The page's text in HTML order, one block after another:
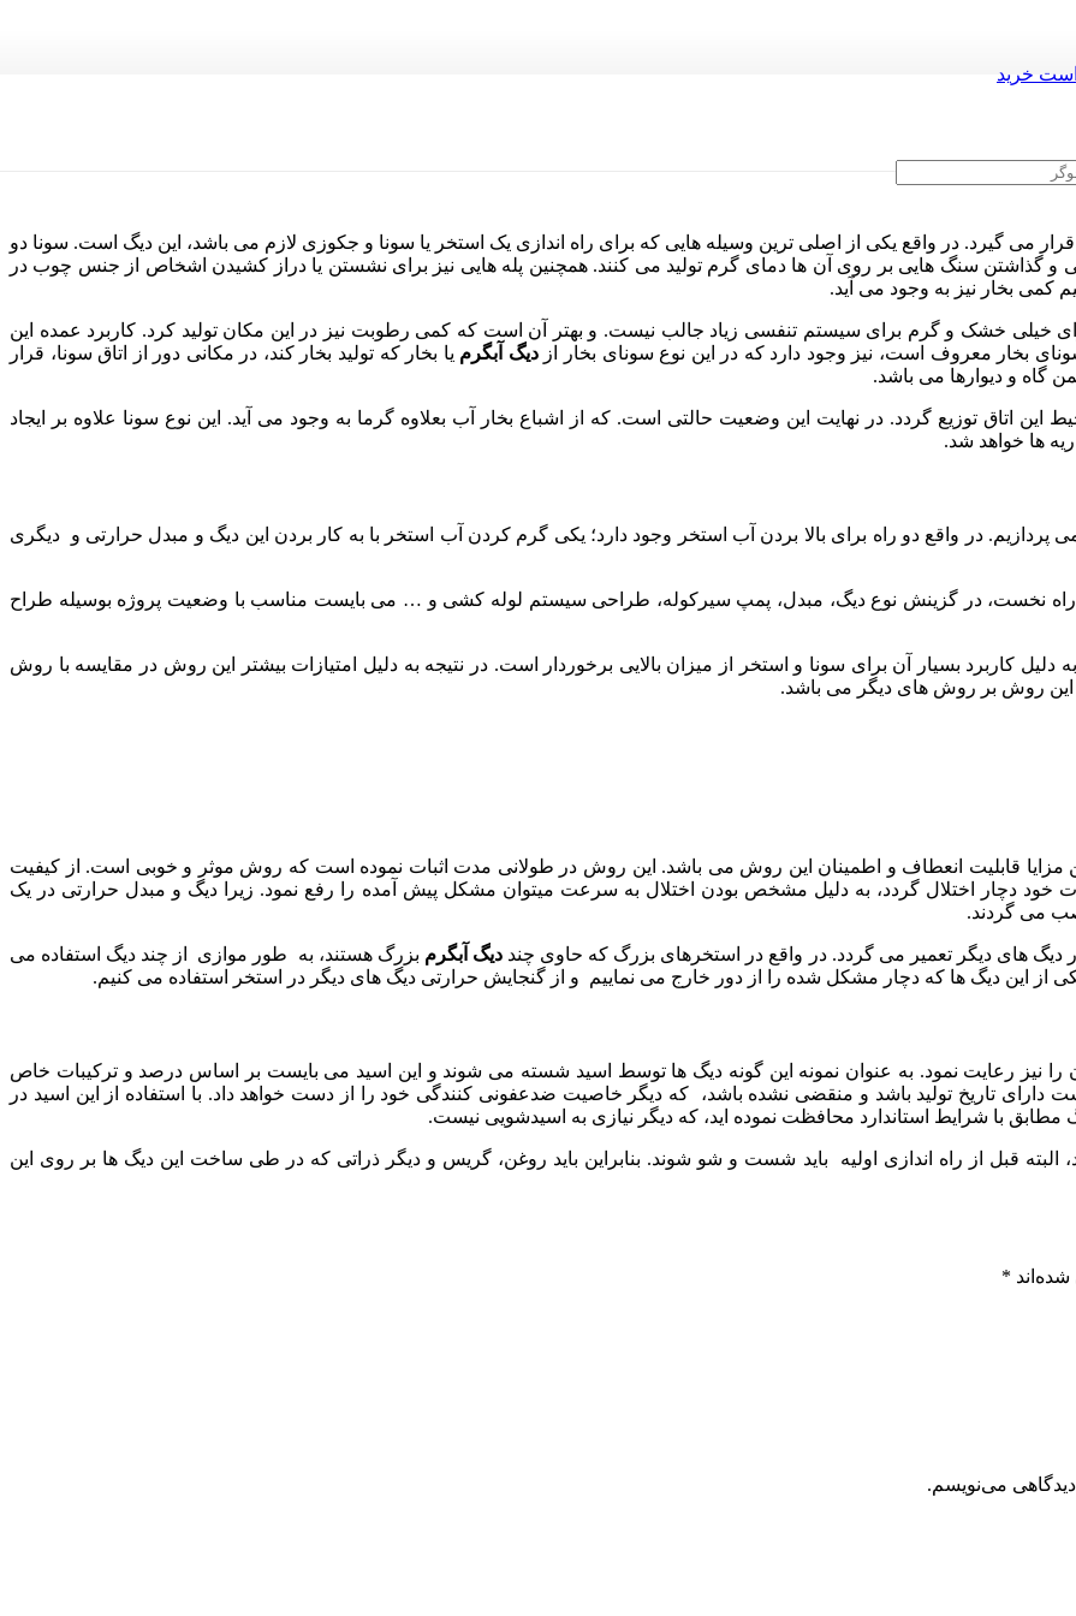
خرید
می گیرد. در واقع یکی از اصلی ترین وسیله هایی که برای راه اندازی یک استخر یا سونا و جکوزی لازم می باشد، این دیگ است. سونا دو
و گذاشتن سنگ هایی بر روی آن ها دمای گرم تولید می کنند. همچنین پله هایی نیز برای نشستن یا دراز کشیدن اشخاص از جنس چوب در
کمی بخار نیز به وجود می آید.
هوای خیلی خشک و گرم برای سیستم تنفسی زیاد جالب نیست. و بهتر آن است که کمی رطوبت نیز در این مکان تولید کرد. کاربرد عمده این
بخار معروف است، نیز وجود دارد که در این نوع سونای بخار ازدیگ آبگرم یا بخار که تولید بخار کند، در مکانی دور از اتاق سونا، قرار
گاه و دیوارها می باشد.
این اتاق توزیع گردد. در نهایت این وضعیت حالتی است. که از اشباع بخار آب بعلاوه گرما به وجود می آید. این نوع سونا علاوه بر ایجاد
ها خواهد شد.
پردازیم. در واقع دو راه برای بالا بردن آب استخر وجود دارد؛ یکی گرم کردن آب استخر با به کار بردن این دیگ و مبدل حرارتی و دیگری
راه نخست، در گزینش نوع دیگ، مبدل، پمپ سیرکوله، طراحی سیستم لوله کشی و … می بایست مناسب با وضعیت پروژه بوسیله طراح
دلیل کاربرد بسیار آن برای سونا و استخر از میزان بالایی برخوردار است. در نتیجه به دلیل امتیازات بیشتر این روش در مقایسه با روش
این روش بر روش های دیگر می باشد.
مزایا قابلیت انعطاف و اطمینان این روش می باشد. این روش در طولانی مدت اثبات نموده است که روش موثر و خوبی است. از کیفیت
خود دچار اختلال گردد، به دلیل مشخص بودن اختلال به سرعت میتوان مشکل پیش آمده را رفع نمود. زیرا دیگ و مبدل حرارتی در یک
می گردند.
دیگ های دیگر تعمیر می گردد. در واقع در استخرهای بزرگ که حاوی چنددیگ آبگرم بزرگ هستند، به طور موازی از چند دیگ استفاده می
از این دیگ ها که دچار مشکل شده را از دور خارج می نماییم و از گنجایش حرارتی دیگ های دیگر در استخر استفاده می کنیم.
نیز رعایت نمود. به عنوان نمونه این گونه دیگ ها توسط اسید شسته می شوند و این اسید می بایست بر اساس درصد و ترکیبات خاص
تاریخ تولید باشد و منقضی نشده باشد، که دیگر خاصیت ضدعفونی کنندگی خود را از دست خواهد داد. با استفاده از این اسید در
مطابق با شرایط استاندارد محافظت نموده اید، که دیگر نیازی به اسیدشویی نیست.
البته قبل از راه اندازی اولیه باید شست و شو شوند. بنابراین باید روغن، گریس و دیگر ذراتی که در طی ساخت این دیگ ها بر روی این
*
دیدگاهی می‌نویسم.